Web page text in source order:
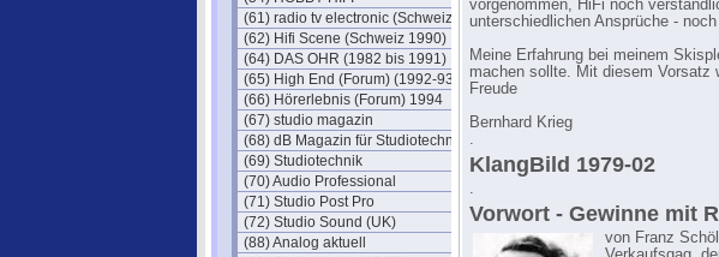
(61) radio tv electronic (Schweiz)
(62) Hifi Scene (Schweiz 1990)
(64) DAS OHR (1982 bis 1991)
(65) High End (Forum) (1992-93)
(66) Hörerlebnis (Forum) 1994
(67) studio magazin
(68) dB Magazin für Studiotechnik
(69) Studiotechnik
(70) Audio Professional
(71) Studio Post Pro
(72) Studio Sound (UK)
(88) Analog aktuell
vorgenommen, HiFi noch
unterschiedlichen Ansprüche -
Meine Erfahrung bei meinem
machen sollte. Mit diesem Vorsatz
Freude
Bernhard Krieg
.
KlangBild 1979-02
.
Vorwort - Gewinne mit
von Franz